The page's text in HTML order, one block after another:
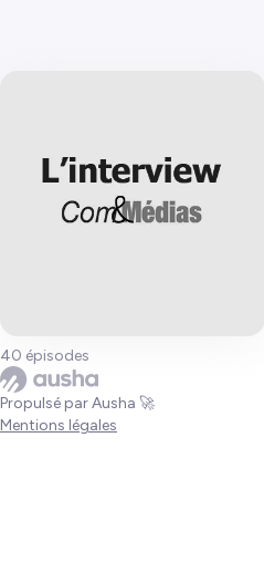
40 épisodes
Propulsé par Ausha 🚀
Mentions légales